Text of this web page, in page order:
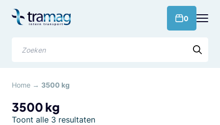
naar
0
Home → 3500 kg
3500 kg
Toont alle 3 resultatenGesorteerd